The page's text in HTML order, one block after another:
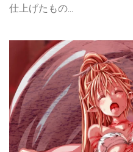
仕上げたもの...